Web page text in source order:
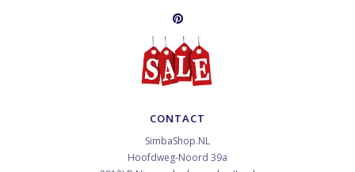
CONTACT
SimbaShop.NL
Hoofdweg-Noord 39a